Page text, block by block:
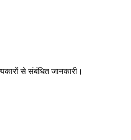
से संबंधित जानकारी।